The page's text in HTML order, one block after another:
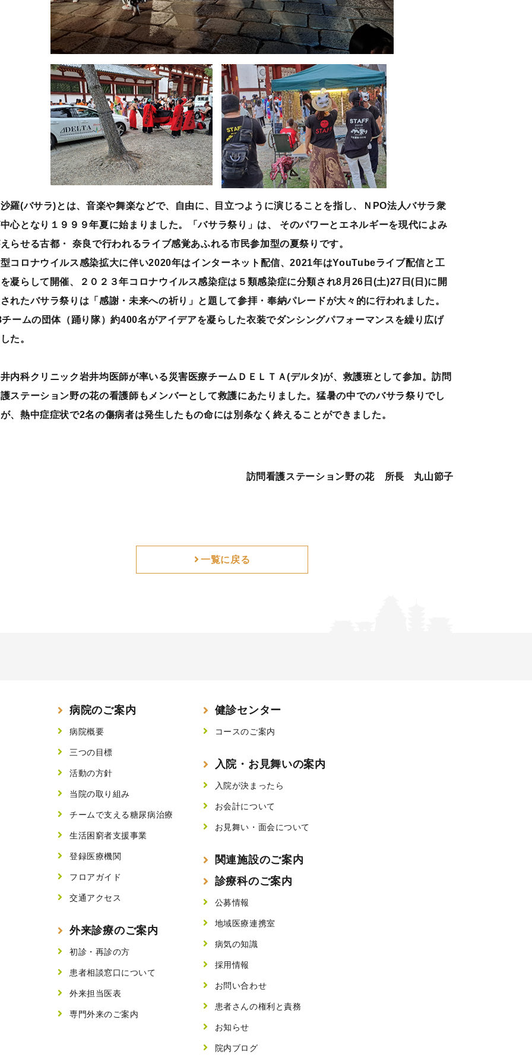
羅(バサラ)とは、音楽や舞楽などで、自由に、目立つように演じることを指し、ＮPO法人バサラ衆
心となり１９９９年夏に始まりました。「バサラ祭り」は、 そのパワーとエネルギーを現代によみ
らせる古都・ 奈良で行われるライブ感覚あふれる市民参加型の夏祭りです。
コロナウイルス感染拡大に伴い2020年はインターネット配信、2021年はYouTubeライブ配信と工
凝らして開催、２０２３年コロナウイルス感染症は５類感染症に分類され8月26日(土)27日(日)に開
れたバサラ祭りは「感謝・未来への祈り」と題して参拝・奉納パレードが大々的に行われました。
ームの団体（踊り隊）約400名がアイデアを凝らした衣装でダンシングパフォーマンスを繰り広げ
た。
内科クリニック岩井均医師が率いる災害医療チームＤＥＬＴＡ(デルタ)が、救護班として参加。訪問
ステーション野の花の看護師もメンバーとして救護にあたりました。猛暑の中でのバサラ祭りでし
、熱中症症状で2名の傷病者は発生したもの命には別条なく終えることができました。
訪問看護ステーション野の花 所長 丸山節子
一覧に戻る
病院のご案内
病院概要
三つの目標
活動の方針
当院の取り組み
チームで支える糖尿病治療
生活困窮者支援事業
登録医療機関
フロアガイド
交通アクセス
外来診療のご案内
初診・再診の方
患者相談窓口について
外来担当医表
専門外来のご案内
健診センター
コースのご案内
入院・お見舞いの案内
入院が決まったら
お会計について
お見舞い・面会について
関連施設のご案内
診療科のご案内
公募情報
地域医療連携室
病気の知識
採用情報
お問い合わせ
患者さんの権利と責務
お知らせ
院内ブログ